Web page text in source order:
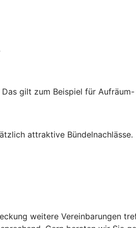
gilt zum Beispiel für
attraktive Bündelnachlässe.
weitere Vereinbarungen